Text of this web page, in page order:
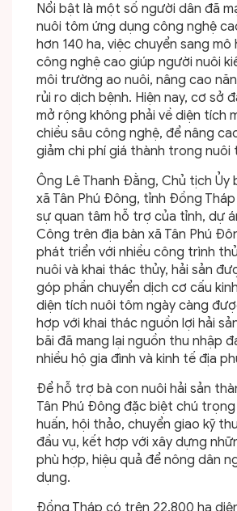
Nổi bật là một số người dân đã
nuôi tôm ứng dụng công nghệ
hơn 140 ha, việc chuyển sang mô
công nghệ cao giúp người nuôi
môi trường ao nuôi, nâng cao
rủi ro dịch bệnh. Hiện nay, cơ sở
mở rộng không phải về diện tích
chiều sâu công nghệ, để nâng
giảm chi phí giá thành trong nuôi
Ông Lê Thanh Đằng, Chủ tịch Ủy
xã Tân Phú Đông, tỉnh Đồng
sự quan tâm hỗ trợ của tỉnh, dự
Công trên địa bàn xã Tân Phú
phát triển với nhiều công trình
nuôi và khai thác thủy, hải sản
góp phần chuyển dịch cơ cấu
diện tích nuôi tôm ngày càng
hợp với khai thác nguồn lợi hải
bãi đã mang lại nguồn thu nhập
nhiều hộ gia đình và kinh tế địa
Để hỗ trợ bà con nuôi hải sản
Tân Phú Đông đặc biệt chú
huấn, hội thảo, chuyển giao kỹ
đầu vụ, kết hợp với xây dựng
phù hợp, hiệu quả để nông dân
dụng.